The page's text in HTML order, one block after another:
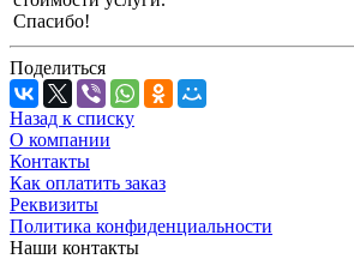
Спасибо!
Поделиться
Назад к списку
О компании
Контакты
Как оплатить заказ
Реквизиты
Политика конфиденциальности
Наши контакты